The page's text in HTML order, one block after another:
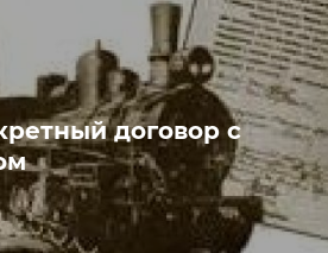
договор с